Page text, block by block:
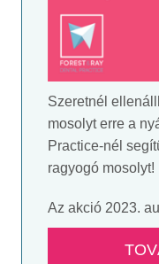
Szeretnél
mosolyt erre a
Practice-nél
ragyogó mosolyt!
Az akció 2023.